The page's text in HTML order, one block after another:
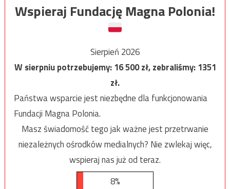
Wspieraj Fundację Magna Polonia!
Sierpień 2026
W sierpniu potrzebujemy:16 500zł, zebraliśmy:1351
zł.
Państwa wsparcie jest niezbędne dla funkcjonowania
Fundacji Magna Polonia.
Masz świadomość tego jak ważne jest przetrwanie
niezależnych ośrodków medialnych? Nie zwlekaj więc,
wspieraj nas już od teraz.
8%